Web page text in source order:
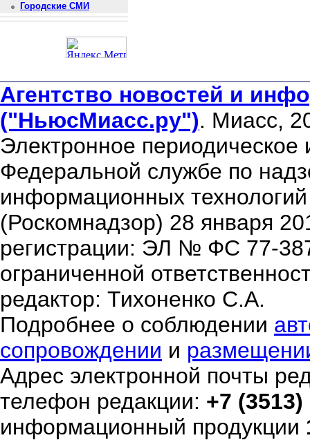
Городские СМИ
Агентство новостей и
("НьюсМиасс.ру"). Миасс,
Электронное периодическое
Федеральной службе по
информационных
(Роскомнадзор) 28 января
регистрации: ЭЛ № ФС 77-
ограниченной
редактор: Тихоненко С.А.
Подробнее о соблюдении
сопровождении и
Адрес электронной почты
телефон редакции: +7
информационный продукции